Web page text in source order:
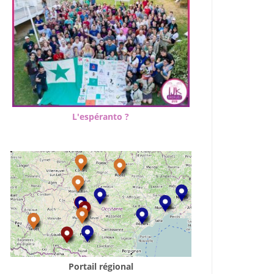
L'espéranto ?
Portail régional